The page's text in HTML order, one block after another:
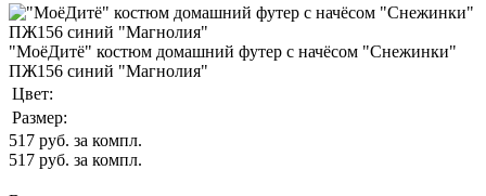
"МоёДитё" костюм домашний футер с начёсом "Снежинки"
ПЖ156 синий "Магнолия"
Цвет:
Размер:
517 руб. за компл.
517 руб. за компл.